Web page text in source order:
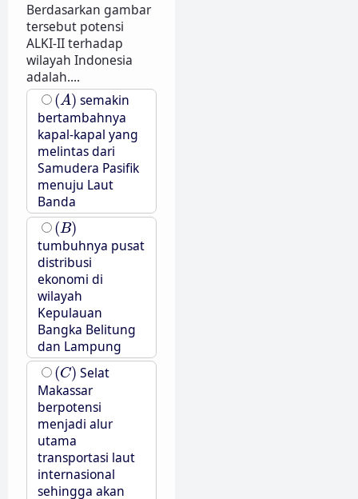
Berdasarkan gambar
tersebut potensi
ALKI-II terhadap
wilayah Indonesia
adalah....
(A)
(A) semakin
bertambahnya
kapal-kapal yang
melintas dari
Samudera Pasifik
menuju Laut
Banda
(B)
(B)
tumbuhnya pusat
distribusi
ekonomi di
wilayah
Kepulauan
Bangka Belitung
dan Lampung
(C)
(C) Selat
Makassar
berpotensi
menjadi alur
utama
transportasi laut
internasional
sehingga akan